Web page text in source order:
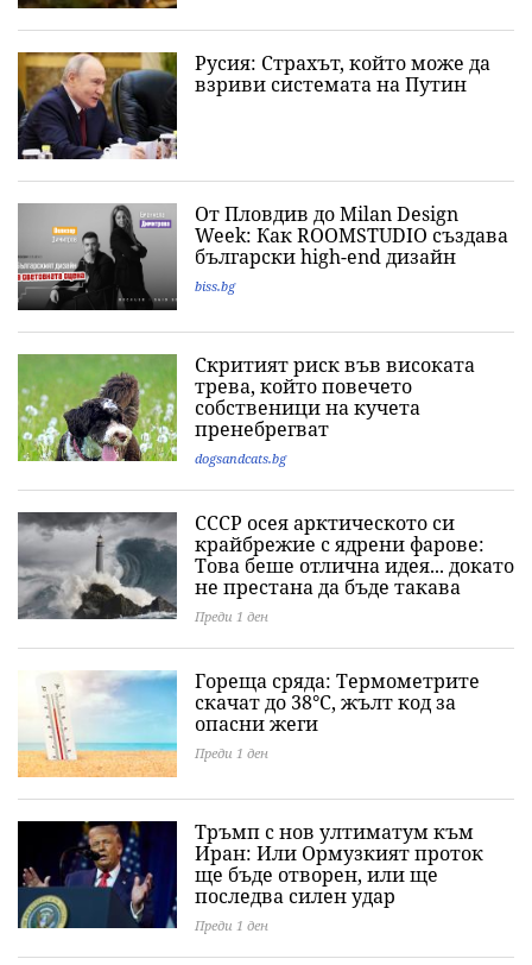
Русия: Страхът, който може да
взриви системата на Путин
От Пловдив до Milan Design
Week: Как ROOMSTUDIO създава
български high-end дизайн
biss.bg
Скритият риск във високата
трева, който повечето
собственици на кучета
пренебрегват
dogsandcats.bg
СССР осея арктическото си
крайбрежие с ядрени фарове:
Това беше отлична идея... докато
не престана да бъде такава
Преди 1 ден
Гореща сряда: Термометрите
скачат до 38°C, жълт код за
опасни жеги
Преди 1 ден
Тръмп с нов ултиматум към
Иран: Или Ормузкият проток
ще бъде отворен, или ще
последва силен удар
Преди 1 ден